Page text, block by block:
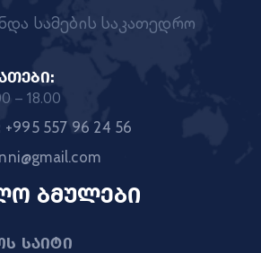
სამების საკათედრო
– 18.00
+995 557 96 24 56
ბმულები
საიტი